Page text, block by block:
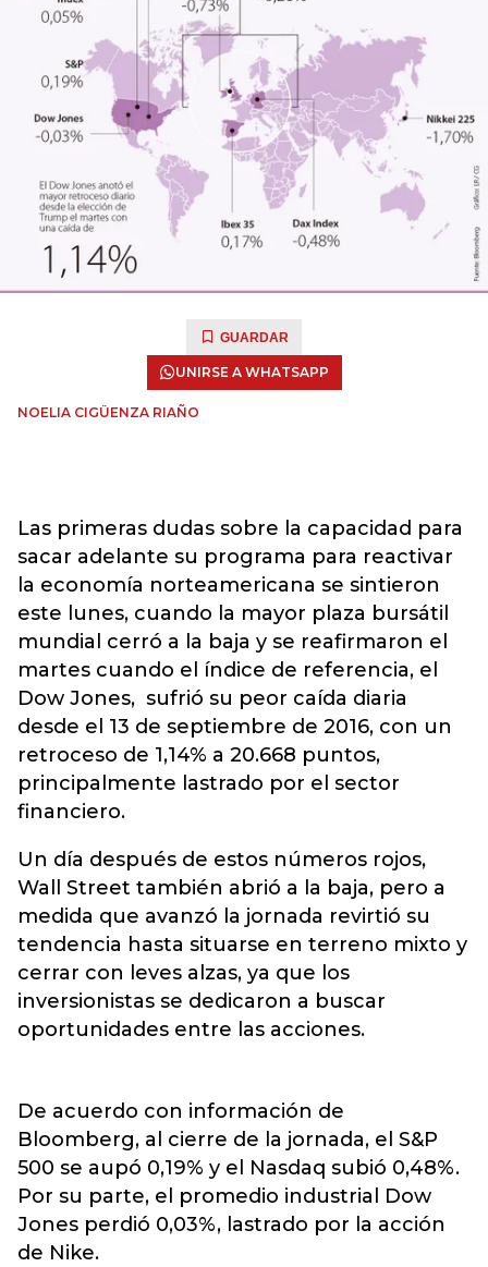
GUARDAR
UNIRSE A WHATSAPP
NOELIA CIGÜENZA RIAÑO
Las primeras dudas sobre la capacidad para
sacar adelante su programa para reactivar
la economía norteamericana se sintieron
este lunes, cuando la mayor plaza bursátil
mundial cerró a la baja y se reafirmaron el
martes cuando el índice de referencia, el
Dow Jones, sufrió su peor caída diaria
desde el 13 de septiembre de 2016, con un
retroceso de 1,14% a 20.668 puntos,
principalmente lastrado por el sector
financiero.
Un día después de estos números rojos,
Wall Street también abrió a la baja, pero a
medida que avanzó la jornada revirtió su
tendencia hasta situarse en terreno mixto y
cerrar con leves alzas, ya que los
inversionistas se dedicaron a buscar
oportunidades entre las acciones.
De acuerdo con información de
Bloomberg, al cierre de la jornada, el S&P
500 se aupó 0,19% y el Nasdaq subió 0,48%.
Por su parte, el promedio industrial Dow
Jones perdió 0,03%, lastrado por la acción
de Nike.